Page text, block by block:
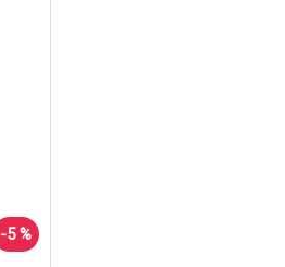
-5 %